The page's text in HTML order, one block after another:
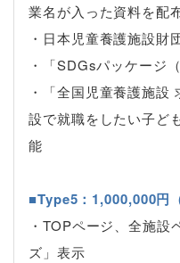
業名が入った資料を配
・日本児童養護施設財
・「SDGsパッケージ
・「全国児童養護施設
設で就職をしたい子ど
能
■Type5：1,000,000円
・TOPページ、全施設
ズ」表示